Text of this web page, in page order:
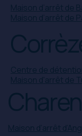
Maison d’arrêt de
Maison d’arrêt de
Centre de
Maison d'arrêt de
Maison d’arrêt